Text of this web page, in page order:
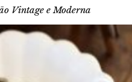
Vintage e Moderna